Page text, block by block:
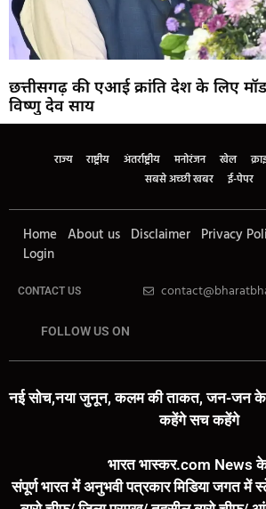
छत्तीसगढ़ की एआई क्रांति देश के लिए
विष्णु देव साय
राज्य राष्ट्रीय अंतर्राष्ट्रीय मनोरंजन खेल
सबसे अच्छी खबर
ई-पेपर
Home About us Disclaimer Privacy
Login
CONTACT US
FOLLOW US ON
नई सोच,नया जुनून, कलम की ताकत, जन-जन के
कहेंगे सच कहेंगे
भारत भास्कर.com News
संपूर्ण भारत में अनुभवी पत्रकार मिडिया जगत में